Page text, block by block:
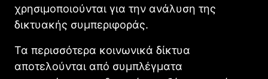
χρησιμοποιούνται για την ανάλυση της
δικτυακής συμπεριφοράς.
Τα περισσότερα κοινωνικά δίκτυα
αποτελούνται από συμπλέγματα